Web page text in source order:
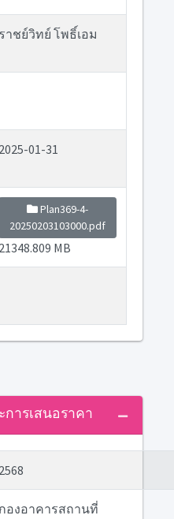
ราชย์วิทย์ โพธิ์เอม
2025-01-31
Plan369-4-
20250203103000.pdf
21348.809 MB
ารเสนอราคา
2568
กองอาคารสถานที่